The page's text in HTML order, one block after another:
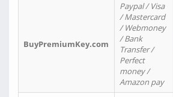
BuyPremiumKey.com
Paypal / Visa
/ Mastercard
/ Webmoney
/ Bank
Transfer /
Perfect
money /
Amazon pay